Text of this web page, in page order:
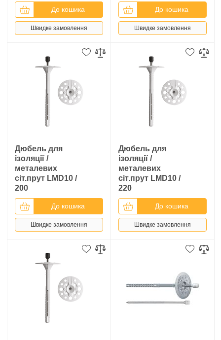
До кошика
Швидке замовлення
До кошика
Швидке замовлення
Дюбель для
ізоляції /
металевих
сіт.прут LMD10 /
200
До кошика
Швидке замовлення
Дюбель для
ізоляції /
металевих
сіт.прут LMD10 /
220
До кошика
Швидке замовлення